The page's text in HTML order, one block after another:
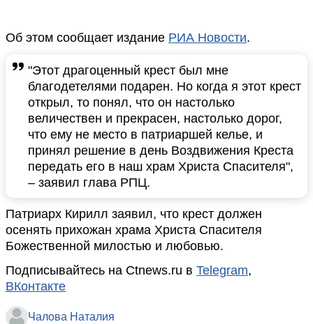
Об этом сообщает издание РИА Новости.
"Этот драгоценный крест был мне
благодетелями подарен. Но когда я этот крест
открыл, то понял, что он настолько
величествен и прекрасен, настолько дорог,
что ему не место в патриаршей келье, и
принял решение в день Воздвижения Креста
передать его в наш храм Христа Спасителя",
– заявил глава РПЦ.
Патриарх Кирилл заявил, что крест должен
осенять прихожан храма Христа Спасителя
Божественной милостью и любовью.
Подписывайтесь на Ctnews.ru в Telegram,
ВКонтакте
Чалова Наталия